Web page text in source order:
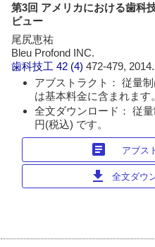
第3回 アメリカにおける歯科
ビュー
尾尻恵祐
Bleu Profond INC.
歯科技工 42 (4)472-479, 2014.
アブストラクト： 従量
は基本料金に含まれます。
全文ダウンロード： 従
円(税込) です。
article アブス
download 全文ダウ